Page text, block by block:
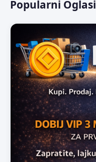
Popularni Oglasi